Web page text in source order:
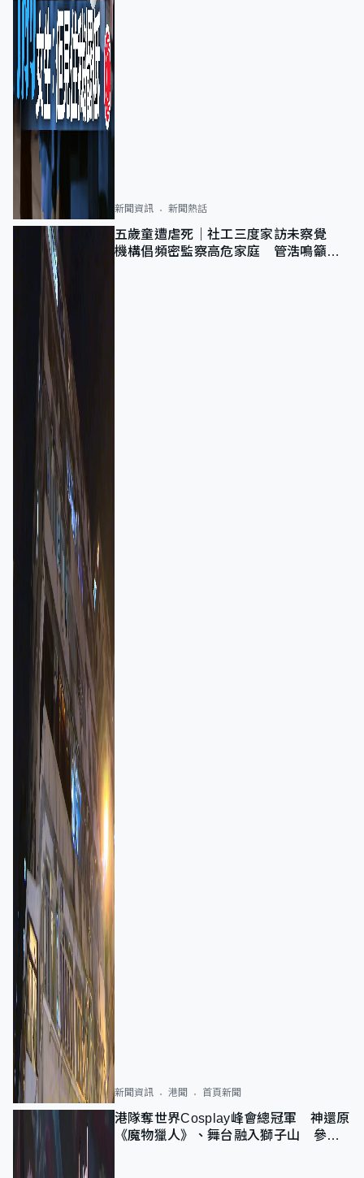
新聞資訊 新聞熱話
五歲童遭虐死｜社工三度家訪未察覺
機構倡頻密監察高危家庭 管浩鳴籲加
新聞資訊 港聞 首頁新聞
港隊奪世界Cosplay峰會總冠軍 神還原
《魔物獵人》、舞台融入獅子山 參賽